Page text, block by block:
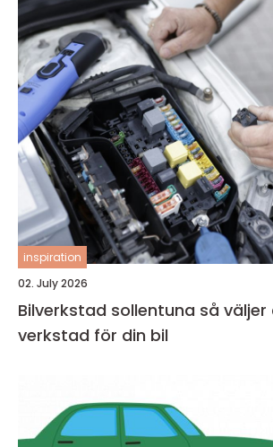
inspiration
02. July 2026
Bilverkstad sollentuna så väljer du rätt
verkstad för din bil